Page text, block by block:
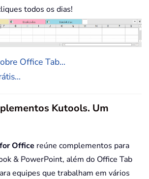
todos os dias!
Office Tab...
Kutools. Um
Office reúne complementos para
& PowerPoint, além do Office Tab
equipes que trabalham em vários